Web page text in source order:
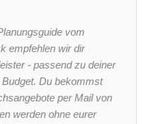
vom
empfehlen wir dir
- passend zu deiner
Du bekommst
per Mail von
werden ohne eurer